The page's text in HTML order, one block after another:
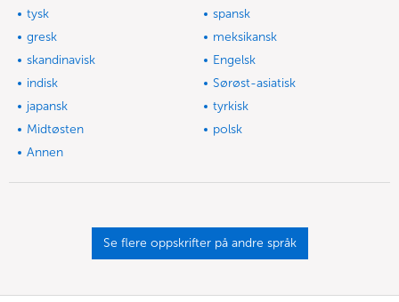
tysk
spansk
gresk
meksikansk
skandinavisk
Engelsk
indisk
Sørøst-asiatisk
japansk
tyrkisk
Midtøsten
polsk
Annen
Se flere oppskrifter på andre språk